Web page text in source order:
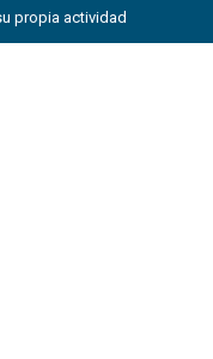
propia actividad